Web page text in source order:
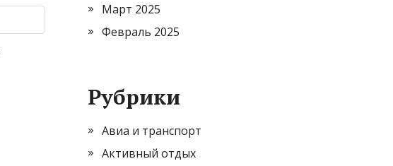
Март 2025
Февраль 2025
Рубрики
Авиа и транспорт
Активный отдых